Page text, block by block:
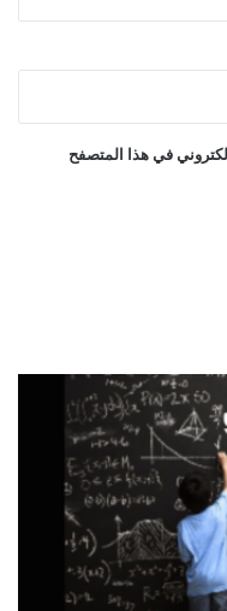
في هذا المتصفح